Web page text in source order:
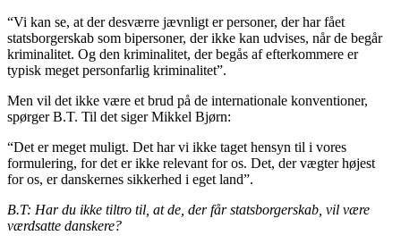
“Vi kan se, at der desværre jævnligt er personer, der har fået
statsborgerskab som bipersoner, der ikke kan udvises, når de begår
kriminalitet. Og den kriminalitet, der begås af efterkommere er
typisk meget personfarlig kriminalitet”.
Men vil det ikke være et brud på de internationale konventioner,
spørger B.T. Til det siger Mikkel Bjørn:
“Det er meget muligt. Det har vi ikke taget hensyn til i vores
formulering, for det er ikke relevant for os. Det, der vægter højest
for os, er danskernes sikkerhed i eget land”.
B.T: Har du ikke tiltro til, at de, der får statsborgerskab, vil være
værdsatte danskere?